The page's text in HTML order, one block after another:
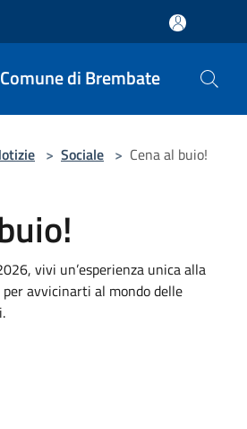
Comune di Brembate
> Sociale > Cena al buio!
vivi un’esperienza unica alla
avvicinarti al mondo delle